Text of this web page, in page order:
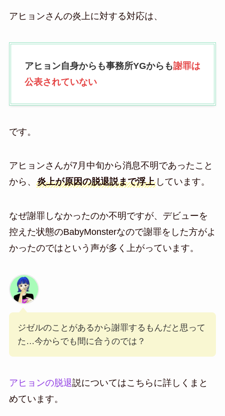
アヒョンさんの炎上に対する対応は、
アヒョン自身からも事務所YGからも謝罪は
公表されていない
です。
アヒョンさんが7月中旬から消息不明であったこと
から、 炎上が原因の脱退説まで浮上しています。
なぜ謝罪しなかったのか不明ですが、デビューを
控えた状態のBabyMonsterなので謝罪をした方がよ
かったのではという声が多く上がっています。
ジゼルのことがあるから謝罪するもんだと思って
た…今からでも間に合うのでは？
アヒョンの脱退説についてはこちらに詳しくまと
めています。